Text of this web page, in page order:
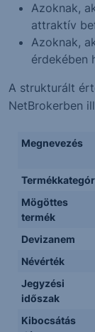
Azoknak,
attraktív
Azoknak,
érdekében
A strukturált
NetBrokerben
Megnevezés
Mögöttes
termék
Devizanem
Névérték
Jegyzési
időszak
Kibocsátás